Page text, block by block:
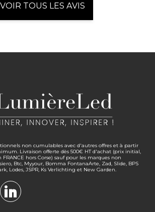
VOIR TOUS LES AVIS
non cumulables avec d'autres offres et à partir
Livraison offerte dès 500€ HT d'achat (prix initial,
hors Corse) sauf pour les marques non
Btc, Myyour, Bomma FontanaArte, Zad, Slide, BPS
Lodes, JSPR, Ks Verlichting et New Garden.